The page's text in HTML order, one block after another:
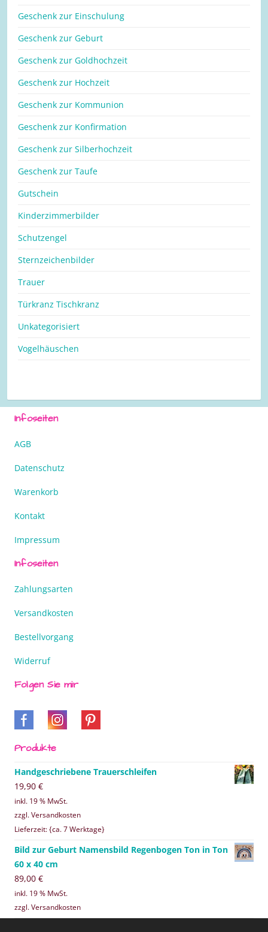
Geschenk zur Einschulung
Geschenk zur Geburt
Geschenk zur Goldhochzeit
Geschenk zur Hochzeit
Geschenk zur Kommunion
Geschenk zur Konfirmation
Geschenk zur Silberhochzeit
Geschenk zur Taufe
Gutschein
Kinderzimmerbilder
Schutzengel
Sternzeichenbilder
Trauer
Türkranz Tischkranz
Unkategorisiert
Vogelhäuschen
Infoseiten
AGB
Datenschutz
Warenkorb
Kontakt
Impressum
Infoseiten
Zahlungsarten
Versandkosten
Bestellvorgang
Widerruf
Folgen Sie mir
Produkte
Handgeschriebene Trauerschleifen
19,90 €
inkl. 19 % MwSt.
zzgl. Versandkosten
Lieferzeit: {ca. 7 Werktage}
Bild zur Geburt Namensbild Regenbogen Ton in Ton
60 x 40 cm
89,00 €
inkl. 19 % MwSt.
zzgl. Versandkosten